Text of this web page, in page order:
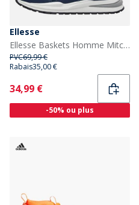
Ellesse
Ellesse Baskets Homme Mitch Irma 002 Navy
PVC69,99 €
Rabais35,00 €
Current
34,99 €
-50% ou plus